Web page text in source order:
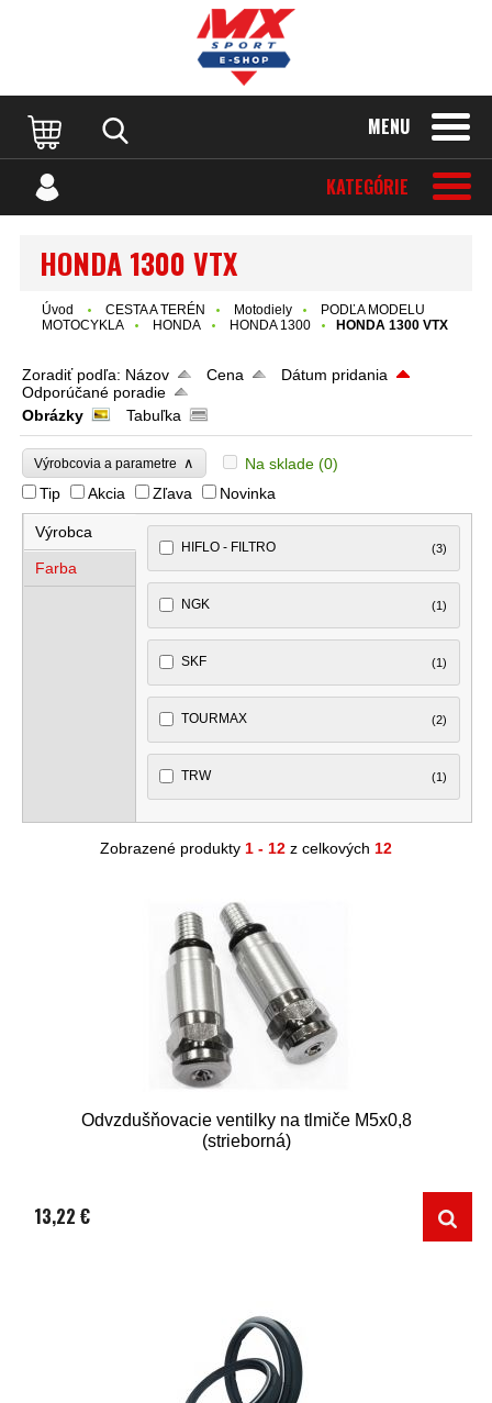
MENU
KATEGÓRIE
HONDA 1300 VTX
Úvod CESTA A TERÉN Motodiely
PODĽA MODELU
MOTOCYKLA
HONDA HONDA 1300 HONDA 1300 VTX
Zoradiť podľa: Názov Cena
Dátum pridania
Odporúčané poradie
Obrázky
Tabuľka
Výrobcovia a parametre ∧ Na sklade (0)
Tip
Akcia Zľava Novinka
Výrobca
Farba
HIFLO - FILTRO (3)
NGK (1)
SKF (1)
TOURMAX (2)
TRW (1)
Zobrazené produkty 1 - 12 z celkových 12
Odvzdušňovacie ventilky na tlmiče M5x0,8
(strieborná)
13,22 €